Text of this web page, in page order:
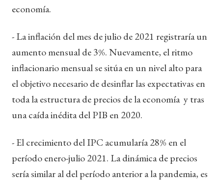
economía.
- La inflación del mes de julio de 2021 registraría un
aumento mensual de 3%. Nuevamente, el ritmo
inflacionario mensual se sitúa en un nivel alto para
el objetivo necesario de desinflar las expectativas en
toda la estructura de precios de la economía y tras
una caída inédita del PIB en 2020.
- El crecimiento del IPC acumularía 28% en el
período enero-julio 2021. La dinámica de precios
sería similar al del período anterior a la pandemia, es